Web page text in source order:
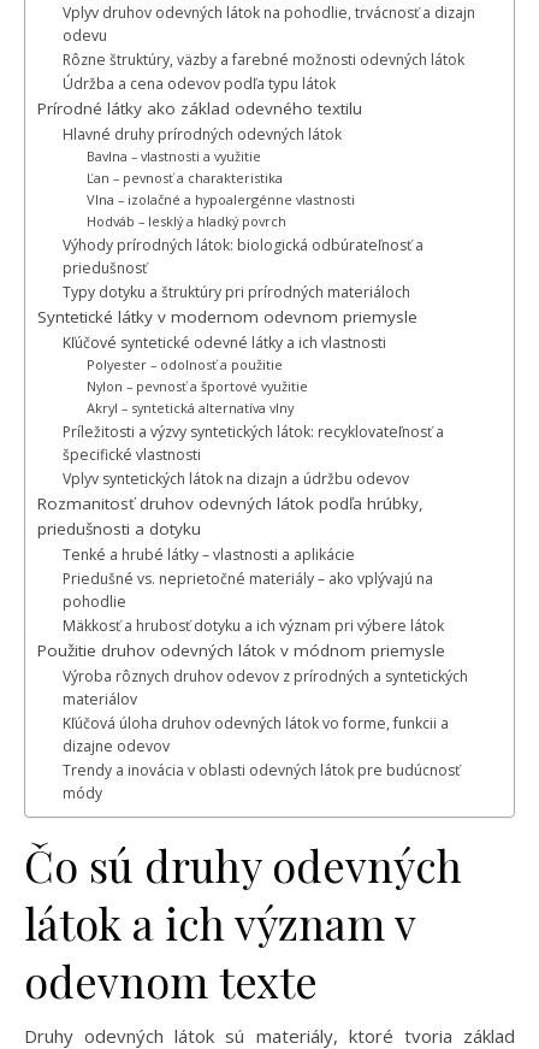
Vplyv druhov odevných látok na pohodlie, trvácnosť a dizajn
odevu
Rôzne štruktúry, väzby a farebné možnosti odevných látok
Údržba a cena odevov podľa typu látok
Prírodné látky ako základ odevného textilu
Hlavné druhy prírodných odevných látok
Bavlna – vlastnosti a využitie
Ľan – pevnosť a charakteristika
Vlna – izolačné a hypoalergénne vlastnosti
Hodváb – lesklý a hladký povrch
Výhody prírodných látok: biologická odbúrateľnosť a
priedušnosť
Typy dotyku a štruktúry pri prírodných materiáloch
Syntetické látky v modernom odevnom priemysle
Kľúčové syntetické odevné látky a ich vlastnosti
Polyester – odolnosť a použitie
Nylon – pevnosť a športové využitie
Akryl – syntetická alternatíva vlny
Príležitosti a výzvy syntetických látok: recyklovateľnosť a
špecifické vlastnosti
Vplyv syntetických látok na dizajn a údržbu odevov
Rozmanitosť druhov odevných látok podľa hrúbky,
priedušnosti a dotyku
Tenké a hrubé látky – vlastnosti a aplikácie
Priedušné vs. neprietočné materiály – ako vplývajú na
pohodlie
Mäkkosť a hrubosť dotyku a ich význam pri výbere látok
Použitie druhov odevných látok v módnom priemysle
Výroba rôznych druhov odevov z prírodných a syntetických
materiálov
Kľúčová úloha druhov odevných látok vo forme, funkcii a
dizajne odevov
Trendy a inovácia v oblasti odevných látok pre budúcnosť
módy
Čo sú druhy odevných
látok a ich význam v
odevnom texte
Druhy odevných látok sú materiály, ktoré tvoria základ